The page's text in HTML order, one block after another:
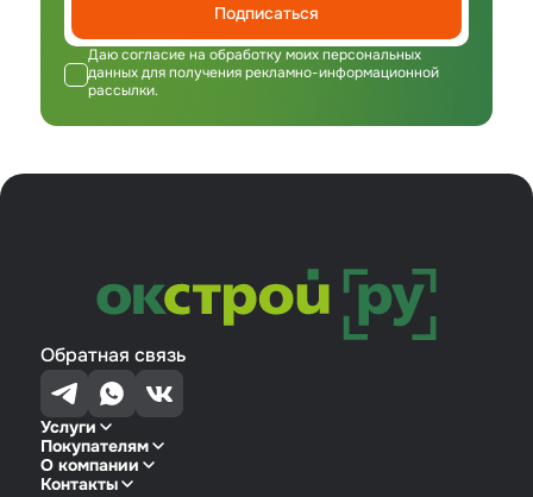
Подписаться
Даю согласие на обработку моих персональных
данных для получения рекламно-информационной
рассылки.
Обратная связь
Услуги
Покупателям
О компании
Контакты